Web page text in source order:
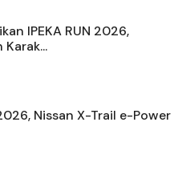
IPEKA RUN 2026,
Nissan X-Trail e-Power